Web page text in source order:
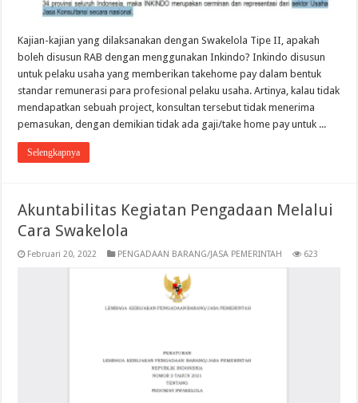
Kajian-kajian yang dilaksanakan dengan Swakelola Tipe II, apakah
boleh disusun RAB dengan menggunakan Inkindo? Inkindo disusun
untuk pelaku usaha yang memberikan takehome pay dalam bentuk
standar remunerasi para profesional pelaku usaha. Artinya, kalau tidak
mendapatkan sebuah project, konsultan tersebut tidak menerima
pemasukan, dengan demikian tidak ada gaji/take home pay untuk ...
Selengkapnya
Akuntabilitas Kegiatan Pengadaan Melalui
Cara Swakelola
Februari 20, 2022 PENGADAAN BARANG/JASA PEMERINTAH 623